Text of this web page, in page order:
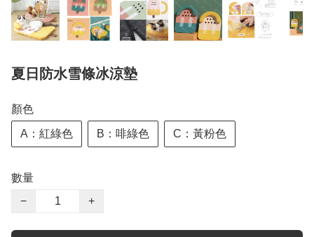
夏日防水雪條冰涼墊
顏色
A：紅綠色 B：啡綠色 C：黃粉色
數量
−
+